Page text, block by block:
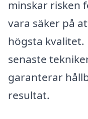
minskar risken
vara säker på
högsta kvalitet.
senaste
garanterar
resultat.